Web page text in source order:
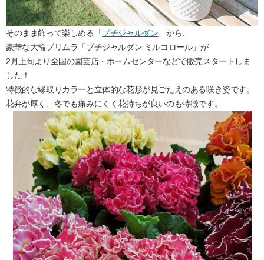
そのまま飾って楽しめる「プチジャルダン 」から、
豪華な大輪プリムラ「プチジャルダン ミルコロール」が
2月上旬より全国の園芸店・ホームセンターなどで販売スタートしま
した！
特徴的な縁取りカラーと立体的な花形が見ごたえのある咲き姿です。
花弁が厚く、冬でも痛みにくく花持ちが良いのも特徴です。